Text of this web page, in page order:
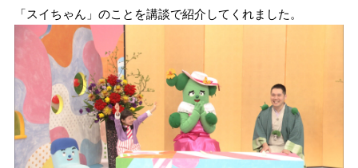
「スイちゃん」のことを講談で紹介してくれました。